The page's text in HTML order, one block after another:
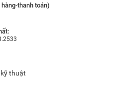
thanh toán)
thuật